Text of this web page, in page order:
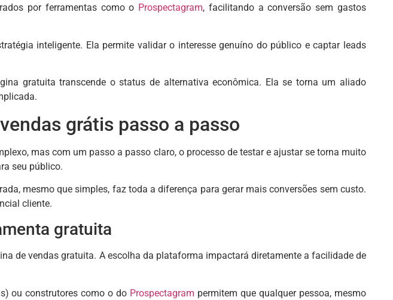
por ferramentas como o Prospectagram, facilitando a conversão sem gastos
inteligente. Ela permite validar o interesse genuíno do público e captar leads
gratuita transcende o status de alternativa econômica. Ela se torna um aliado
grátis passo a passo
mas com um passo a passo claro, o processo de testar e ajustar se torna muito
seu público.
mesmo que simples, faz toda a diferença para gerar mais conversões sem custo.
cliente.
gratuita
de vendas gratuita. A escolha da plataforma impactará diretamente a facilidade de
ou construtores como o do Prospectagram permitem que qualquer pessoa, mesmo